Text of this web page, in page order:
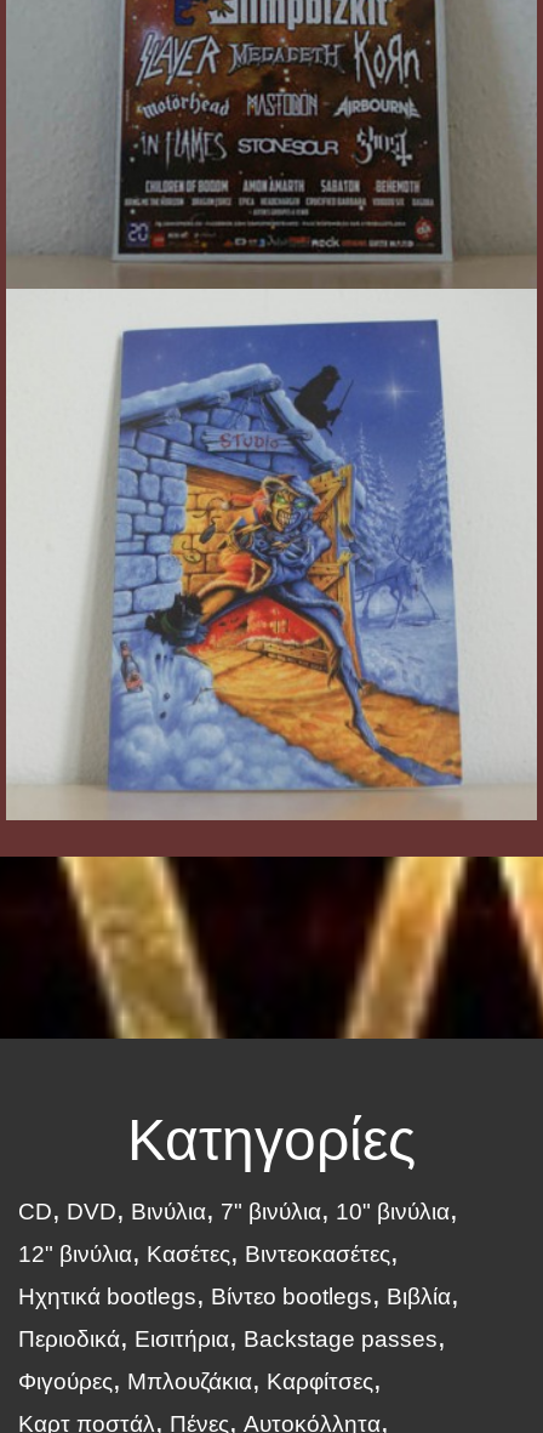
Κατηγορίες
CD DVD Βινύλια 7" βινύλια
10" βινύλια
12" βινύλια
Κασέτες
Βιντεοκασέτες
Ηχητικά bootlegs
Βίντεο bootlegs
Βιβλία
Περιοδικά
Εισιτήρια
Backstage passes
Φιγούρες
Μπλουζάκια
Καρφίτσες
Καρτ ποστάλ
Πένες
Αυτοκόλλητα